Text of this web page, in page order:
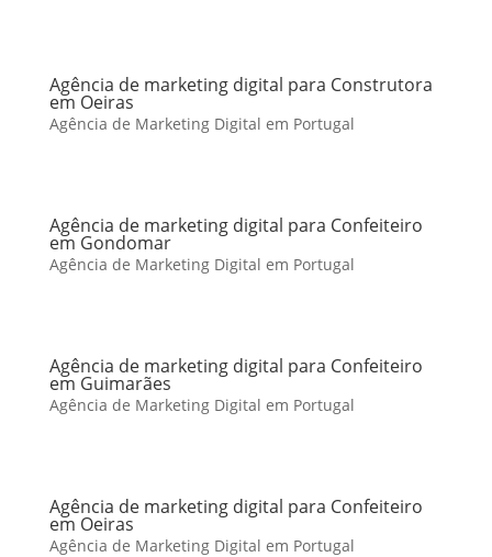
Agência de marketing digital para Construtora
em Oeiras
Agência de Marketing Digital em Portugal
Agência de marketing digital para Confeiteiro
em Gondomar
Agência de Marketing Digital em Portugal
Agência de marketing digital para Confeiteiro
em Guimarães
Agência de Marketing Digital em Portugal
Agência de marketing digital para Confeiteiro
em Oeiras
Agência de Marketing Digital em Portugal